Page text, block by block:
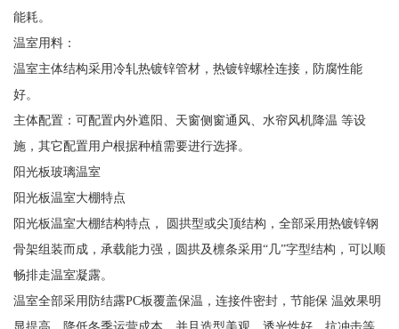
能耗。
温室用料：
温室主体结构采用冷轧热镀锌管材，热镀锌螺栓连接，防腐性能
好。
主体配置：可配置内外遮阳、天窗侧窗通风、水帘风机降温 等设
施，其它配置用户根据种植需要进行选择。
阳光板玻璃温室
阳光板温室大棚特点
阳光板温室大棚结构特点， 圆拱型或尖顶结构，全部采用热镀锌钢
骨架组装而成，承载能力强，圆拱及檩条采用“几”字型结构，可以顺
畅排走温室凝露。
温室全部采用防结露PC板覆盖保温，连接件密封，节能保 温效果明